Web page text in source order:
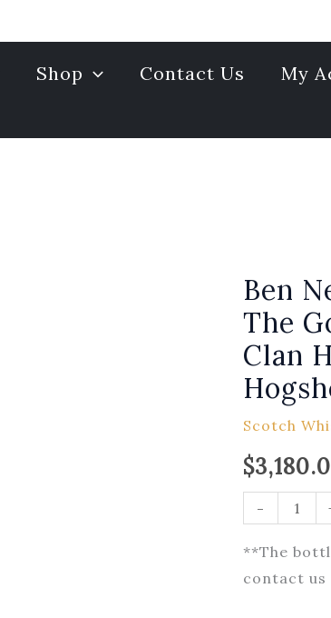
Shop Contact Us
My
Ben
The
Clan
Scotch
$
-
Ben
Nevis
1996/2025
28yo
The
Good
X
Wu
Dram
Clan
Hong
**The
contact